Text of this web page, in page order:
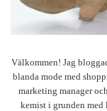
Välkommen! Jag
blanda mode med
marketing manager
kemist i grunden med